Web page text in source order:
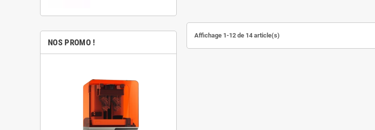
NOS PROMO !
Affichage 1-12 de 14 article(s)